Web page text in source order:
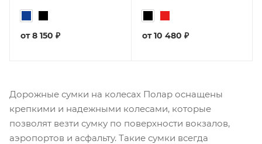
от8 150 ₽ от10 480 ₽
Дорожные сумки на колесах Полар оснащены
крепкими и надежными колесами, которые
позволят везти сумку по поверхности вокзалов,
аэропортов и асфальту. Такие сумки всегда